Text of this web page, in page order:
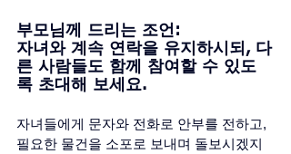
부모님께 드리는 조언:
자녀와 계속 연락을 유지하시되, 다
른 사람들도 함께 참여할 수 있도
록 초대해 보세요.
자녀들에게 문자와 전화로 안부를 전하고,
필요한 물건을 소포로 보내며 돌보시겠지